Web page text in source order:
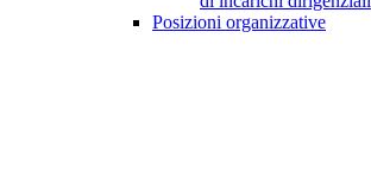
Posizioni organizzative